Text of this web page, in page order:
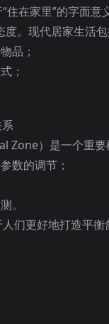
住在家里”的字面
。现代居家生活包
品；
；
Zone）是一个重
数的调节；
。
们更好地打造平衡